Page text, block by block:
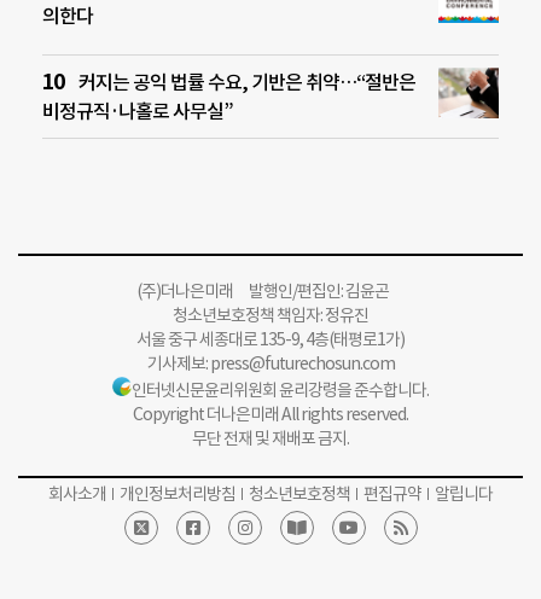
의한다
커지는 공익 법률 수요, 기반은 취약…“절반은
비정규직·나홀로 사무실”
(주)더나은미래 발행인/편집인: 김윤곤
청소년보호정책 책임자: 정유진
서울 중구 세종대로 135-9, 4층(태평로1가)
기사제보:press@futurechosun.com
인터넷신문윤리위원회 윤리강령을 준수합니다.
Copyright 더나은미래 All rights reserved.
무단 전재 및 재배포 금지.
회사소개 개인정보처리방침 청소년보호정책 편집규약 알립니다